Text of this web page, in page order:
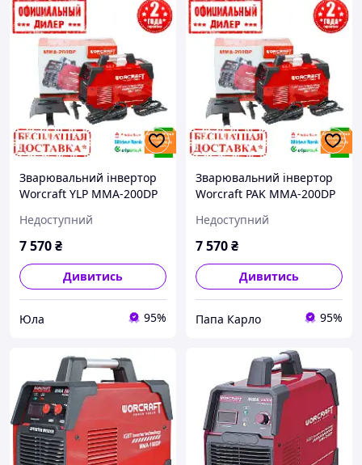
Зварювальний інвертор
Worcraft YLP MMA-200DP
Недоступний
7 570₴
Дивитись
Юла 95%
Зварювальний інвертор
Worcraft PAK MMA-200DP
Недоступний
7 570₴
Дивитись
Папа Карло 95%